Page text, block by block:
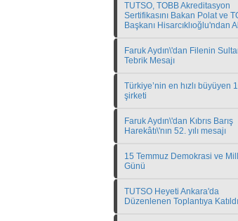
TUTSO, TOBB Akreditasyon
Sertifikasını Bakan Polat ve
Başkanı Hisarcıklıoğlu'ndan
Faruk Aydın\'dan Filenin
Tebrik Mesajı
Türkiye’nin en hızlı büyüyen
şirketi
Faruk Aydın\'dan Kıbrıs Barış
Harekâtı\'nın 52. yılı mesajı
15 Temmuz Demokrasi ve
Günü
TUTSO Heyeti Ankara'da
Düzenlenen Toplantıya Katıldı